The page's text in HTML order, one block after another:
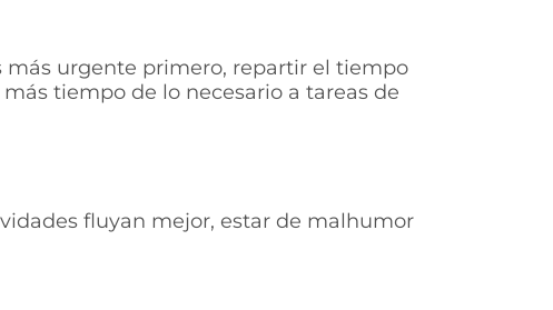
más urgente primero, repartir el tiempo
tiempo de lo necesario a tareas de
fluyan mejor, estar de malhumor